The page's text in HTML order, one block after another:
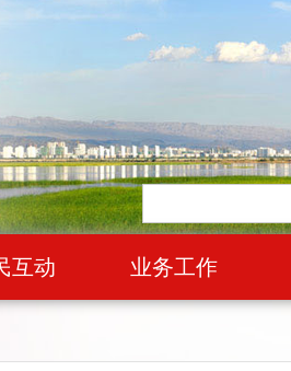
互动 业务工作